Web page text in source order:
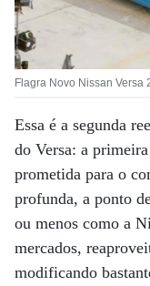
Flagra Novo Nissan Versa
Essa é a segunda
do Versa: a
prometida para o
profunda, a ponto
ou menos como a
mercados,
modificando